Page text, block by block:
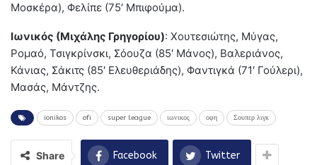
Μοσκέρα), Φελίπε (75′ Μπιφούμα).
Ιωνικός (Μιχάλης Γρηγορίου): Χουτεσιώτης, Μύγας,
Ρομαό, Τσιγκρίνσκι, Σόουζα (85′ Μάνος), Βαλεριάνος,
Κάνιας, Σάκιτς (85′ Ελευθεριάδης), Φαντιγκά (71′ Γούλερι),
Μασάς, Μάντζης.
ionikos ofi super league ιωνικος οφη Σουπερ λιγκ
Share Facebook Twitter